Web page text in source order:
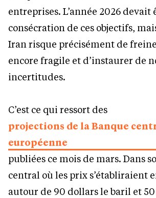
entreprises. L’année 2026 devait
consécration de ces objectifs,
Iran risque précisément de
encore fragile et d’instaurer de
incertitudes.
C’est ce qui ressort des
projections de la Banque
européenne
publiées ce mois de mars. Dans
central où les prix s’établiraient
autour de 90 dollars le baril et